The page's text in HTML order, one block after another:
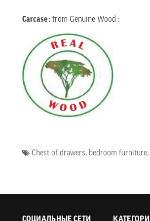
Carcase : from Genuine Wood :
Chest of drawers, bedroom furniture,